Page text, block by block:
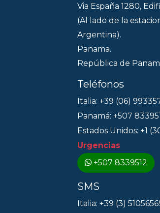
Via España 1280,
(Al lado de la
Argentina).
Panama.
República de
Teléfonos
Italia: +39 (06)
Panamá: +507
Estados Unidos: +1
Urgencias
+507 8339512
SMS
Italia: +39 (3)